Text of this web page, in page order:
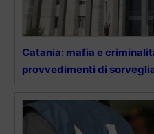
Catania: mafia e
provvedimenti di